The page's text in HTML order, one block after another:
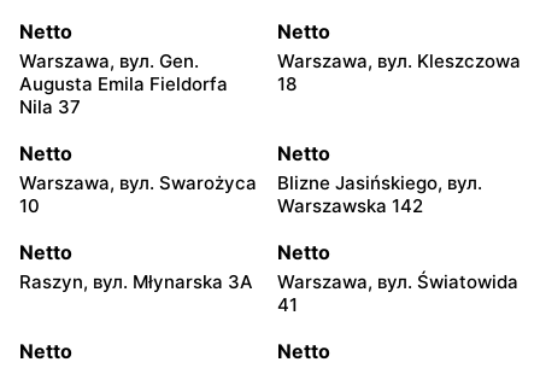
Netto
Warszawa, вул. Gen.
Augusta Emila Fieldorfa
Nila 37
Netto
Warszawa, вул. Kleszczowa
18
Netto
Warszawa, вул. Swarożyca
10
Netto
Blizne Jasińskiego, вул.
Warszawska 142
Netto
Raszyn, вул. Młynarska 3A
Netto
Warszawa, вул. Światowida
41
Netto Netto